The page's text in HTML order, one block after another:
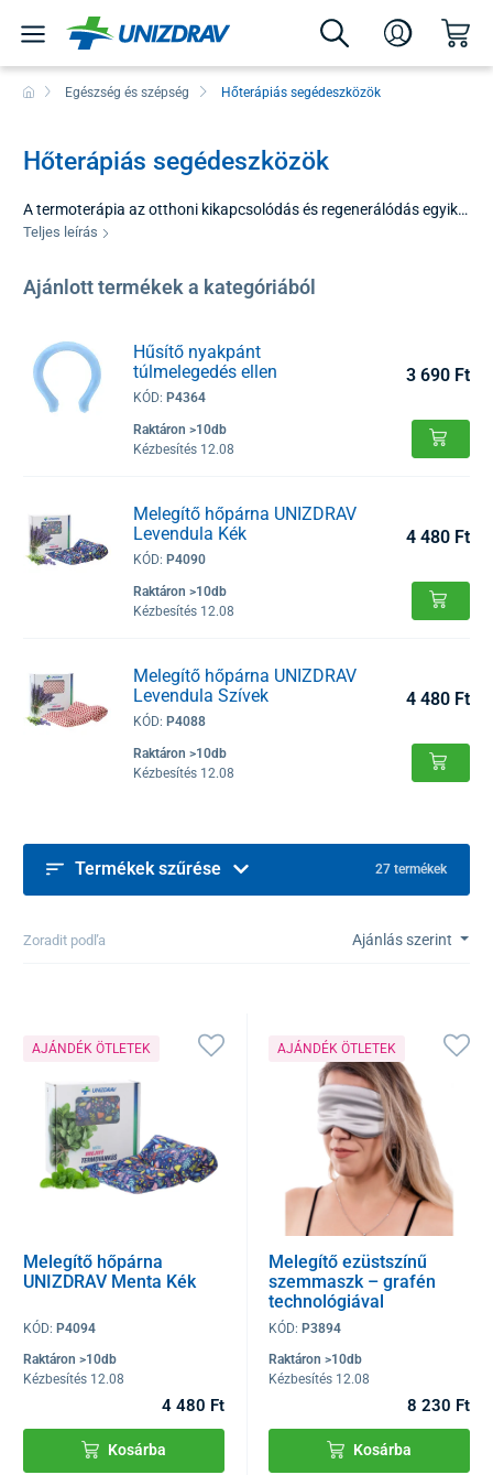
Egészség és szépség Hőterápiás segédeszközök
Hőterápiás segédeszközök
A termoterápia az otthoni kikapcsolódás és regenerálódás egyik
legrégebbi és leghatékonyabb módja. Kínálatunkban található
attól, hogy egy hosszú munkanap után merev nyakkal küzd, vagy
sportteljesítmény utáni duzzanat levezetésére van szüksége. A
felgyorsíthatja a felépülést és helyreállíthatja a jó közérzetet.
Teljes leírás
Ajánlott termékek a kategóriából
Hűsítő nyakpánt
túlmelegedés ellen
KÓD: P4364
Raktáron >10db
Kézbesítés 12.08
3 690 Ft
Melegítő hőpárna UNIZDRAV
Levendula Kék
KÓD: P4090
Raktáron >10db
Kézbesítés 12.08
4 480 Ft
Melegítő hőpárna UNIZDRAV
Levendula Szívek
KÓD: P4088
Raktáron >10db
Kézbesítés 12.08
4 480 Ft
Termékek szűrése 27 termékek
Zoradit podľa Ajánlás szerint
AJÁNDÉK ÖTLETEK
Melegítő hőpárna
UNIZDRAV Menta Kék
KÓD: P4094
Raktáron >10db
Kézbesítés 12.08
4 480 Ft
Kosárba
AJÁNDÉK ÖTLETEK
Melegítő ezüstszínű
szemmaszk – grafén
technológiával
UNIZDRAV
KÓD:P3894
Raktáron >10db
Kézbesítés 12.08
8 230 Ft
Kosárba